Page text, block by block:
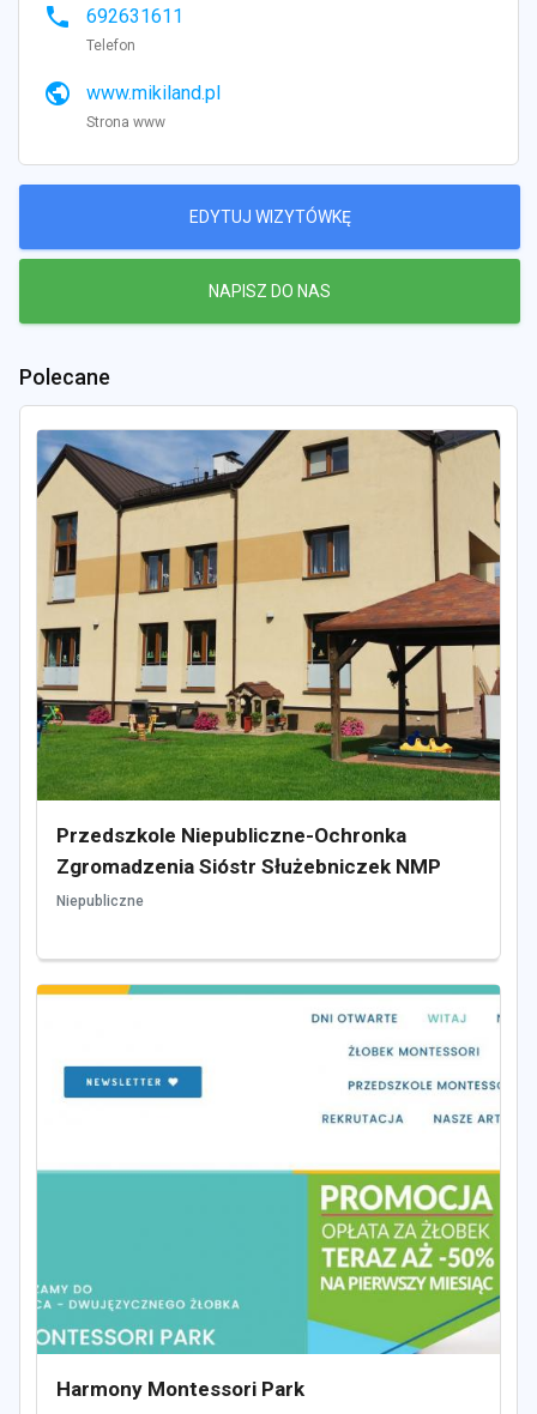
phone 692631611
Telefon
public www.mikiland.pl
Strona www
EDYTUJ WIZYTÓWKĘ
NAPISZ DO NAS
Polecane
Przedszkole Niepubliczne-Ochronka
Zgromadzenia Sióstr Służebniczek NMP
Niepubliczne
Harmony Montessori Park